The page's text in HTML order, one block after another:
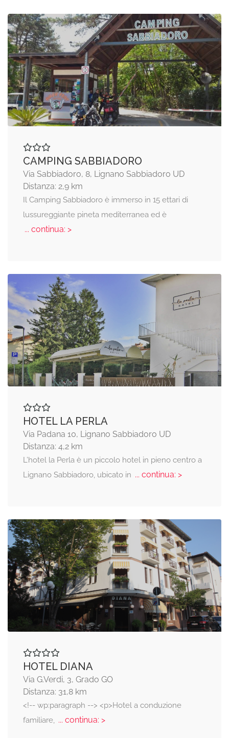
CAMPING SABBIADORO
Via Sabbiadoro, 8, Lignano Sabbiadoro UD
Distanza: 2,9 km
Il Camping Sabbiadoro è immerso in 15 ettari di
lussureggiante pineta mediterranea ed è
... continua: >
HOTEL LA PERLA
Via Padana 10, Lignano Sabbiadoro UD
Distanza: 4,2 km
L’hotel la Perla è un piccolo hotel in pieno centro a
Lignano Sabbiadoro, ubicato in ... continua: >
HOTEL DIANA
Via G.Verdi, 3, Grado GO
Distanza: 31,8 km
<!-- wp:paragraph --> <p>Hotel a conduzione
familiare, ... continua: >